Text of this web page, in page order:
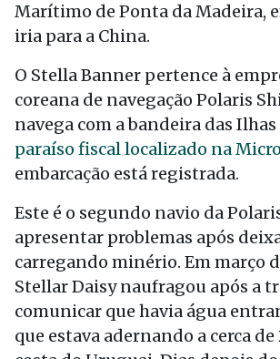
Marítimo de Ponta da Madeira,
iria para a China.
O Stella Banner pertence à
coreana de navegação Polaris
navega com a bandeira das
paraíso fiscal localizado na
embarcação está registrada.
Este é o segundo navio da
apresentar problemas após
carregando minério. Em março
Stellar Daisy naufragou após a
comunicar que havia água
que estava adernando a cerca